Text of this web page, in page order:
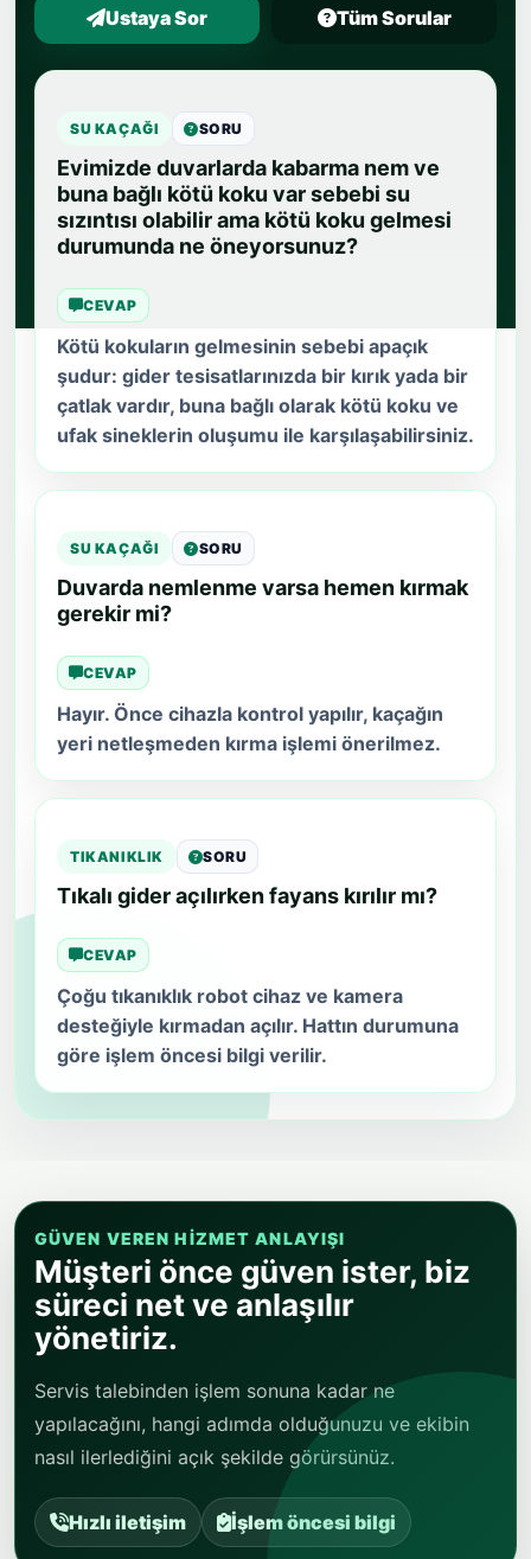
Ustaya Sor Tüm Sorular
SU KAÇAĞI SORU
Evimizde duvarlarda kabarma nem ve
buna bağlı kötü koku var sebebi su
sızıntısı olabilir ama kötü koku gelmesi
durumunda ne öneyorsunuz?
CEVAP
Kötü kokuların gelmesinin sebebi apaçık
şudur: gider tesisatlarınızda bir kırık yada bir
çatlak vardır, buna bağlı olarak kötü koku ve
ufak sineklerin oluşumu ile karşılaşabilirsiniz.
SU KAÇAĞI SORU
Duvarda nemlenme varsa hemen kırmak
gerekir mi?
CEVAP
Hayır. Önce cihazla kontrol yapılır, kaçağın
yeri netleşmeden kırma işlemi önerilmez.
TIKANIKLIK SORU
Tıkalı gider açılırken fayans kırılır mı?
CEVAP
Çoğu tıkanıklık robot cihaz ve kamera
desteğiyle kırmadan açılır. Hattın durumuna
göre işlem öncesi bilgi verilir.
GÜVEN VEREN HIZMET ANLAYIŞI
Müşteri önce güven ister, biz
süreci net ve anlaşılır
yönetiriz.
Servis talebinden işlem sonuna kadar ne
yapılacağını, hangi adımda olduğunuzu ve ekibin
nasıl ilerlediğini açık şekilde görürsünüz.
Hızlı iletişim İşlem öncesi bilgi